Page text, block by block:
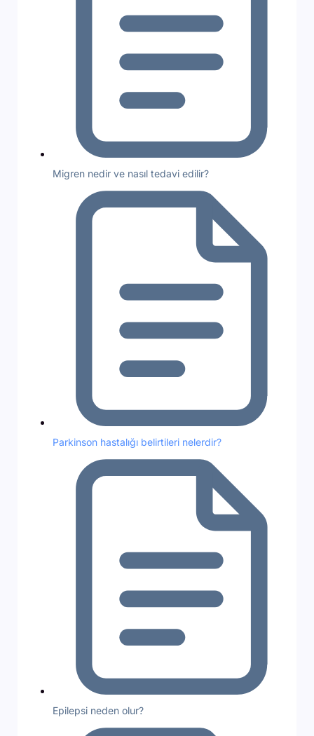
Migren nedir ve nasıl tedavi edilir?
Parkinson hastalığı belirtileri nelerdir?
Epilepsi neden olur?